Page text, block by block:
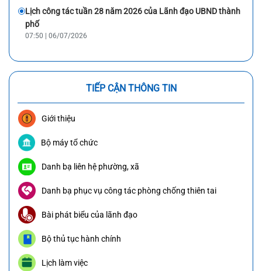
Lịch công tác tuần 28 năm 2026 của Lãnh đạo UBND thành
phố
07:50 | 06/07/2026
TIẾP CẬN THÔNG TIN
Giới thiệu
Bộ máy tổ chức
Danh bạ liên hệ phường, xã
Danh bạ phục vụ công tác phòng chống thiên tai
Bài phát biểu của lãnh đạo
Bộ thủ tục hành chính
Lịch làm việc